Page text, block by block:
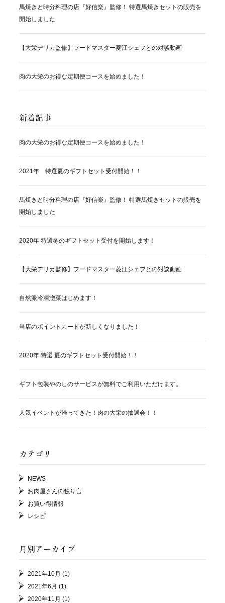
馬焼きと時分料理の店『好信楽』監修！ 特選馬焼きセットの販売を
開始しました
【大栄デリカ監修】フードマスター菱江シェフとの対談動画
肉の大栄のお得な定期便コースを始めました！
新着記事
肉の大栄のお得な定期便コースを始めました！
2021年 特選夏のギフトセット受付開始！！
馬焼きと時分料理の店『好信楽』監修！ 特選馬焼きセットの販売を
開始しました
2020年 特選冬のギフトセット受付を開始します！
【大栄デリカ監修】フードマスター菱江シェフとの対談動画
自然派冷凍惣菜はじめます！
当店のポイントカードが新しくなりました！
2020年 特選 夏のギフトセット受付開始！！
ギフト包装やのしのサービスが無料でご利用いただけます。
人気イベントが帰ってきた！肉の大栄の抽選会！！
カテゴリ
NEWS
お肉屋さんの独り言
お買い得情報
レシピ
月別アーカイブ
2021年10月 (1)
2021年6月 (1)
2020年11月 (1)